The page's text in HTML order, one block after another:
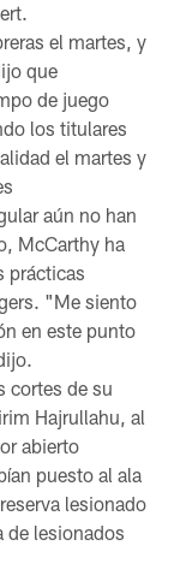
el martes, y
que
de juego
los titulares
el martes y
aún no han
McCarthy ha
prácticas
"Me siento
en este punto
cortes de su
Hajrullahu, al
abierto
puesto al ala
lesionado
de lesionados